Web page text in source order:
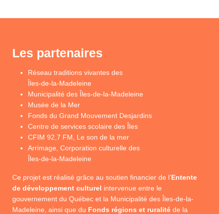
Les partenaires
Réseau traditions vivantes des
Îles-de-la-Madeleine
Municipalité des Îles-de-la-Madeleine
Musée de la Mer
Fonds du Grand Mouvement Desjardins
Centre de services scolaire des Îles
CFIM 92,7 FM, Le son de la mer
Arrimage, Corporation culturelle des
Îles-de-la-Madeleine
Ce projet est réalisé grâce au soutien financier de l’Entente
de développement culturel intervenue entre le
gouvernement du Québec et la Municipalité des Îles-de-la-
Madeleine, ainsi que du Fonds régions et ruralité de la